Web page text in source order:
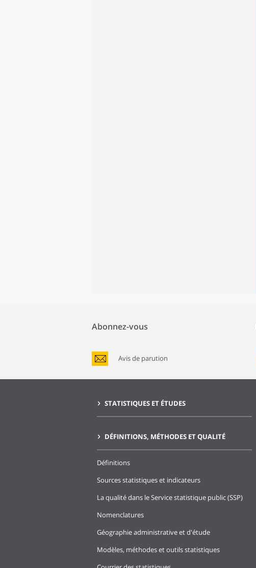
Abonnez-vous
Avis de parution
STATISTIQUES ET ÉTUDES
DÉFINITIONS, MÉTHODES ET QUALITÉ
Définitions
Sources statistiques et indicateurs
La qualité dans le Service statistique public (SSP)
Nomenclatures
Géographie administrative et d'étude
Modèles, méthodes et outils statistiques